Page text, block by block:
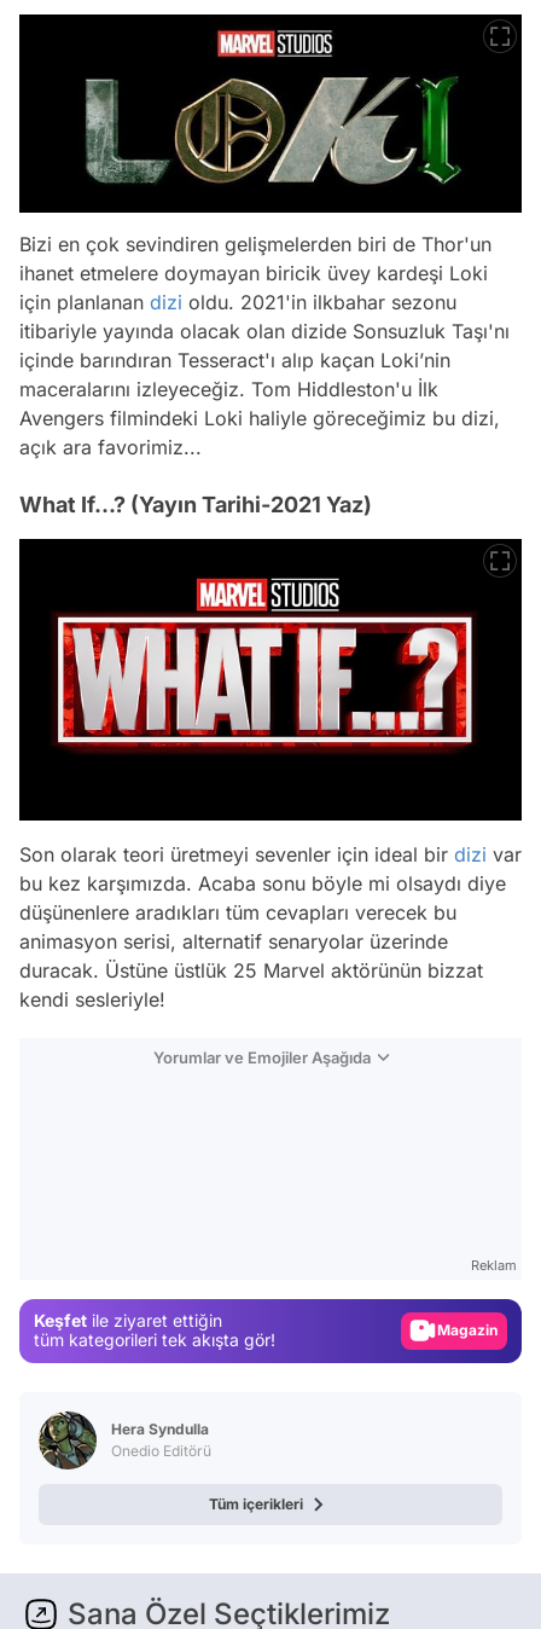
Bizi en çok sevindiren gelişmelerden biri de Thor'un
ihanet etmelere doymayan biricik üvey kardeşi Loki
için planlanan dizi oldu. 2021'in ilkbahar sezonu
itibariyle yayında olacak olan dizide Sonsuzluk Taşı'nı
içinde barındıran Tesseract'ı alıp kaçan Loki’nin
maceralarını izleyeceğiz. Tom Hiddleston'u İlk
Avengers filmindeki Loki haliyle göreceğimiz bu dizi,
açık ara favorimiz...
What If...? (Yayın Tarihi-2021 Yaz)
Son olarak teori üretmeyi sevenler için ideal bir dizi var
bu kez karşımızda. Acaba sonu böyle mi olsaydı diye
düşünenlere aradıkları tüm cevapları verecek bu
animasyon serisi, alternatif senaryolar üzerinde
duracak. Üstüne üstlük 25 Marvel aktörünün bizzat
kendi sesleriyle!
Yorumlar ve Emojiler Aşağıda
Reklam
Keşfet ile ziyaret ettiğin
tüm kategorileri tek akışta gör!
Video
Hera Syndulla
Onedio Editörü
Tüm içerikleri
Sana Özel Seçtiklerimiz